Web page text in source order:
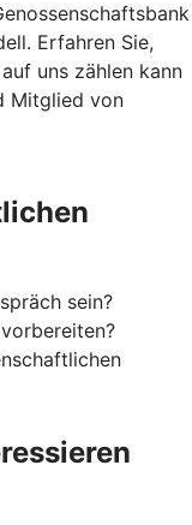
Erfahren Sie,
uns zählen kann
Mitglied von
sein?